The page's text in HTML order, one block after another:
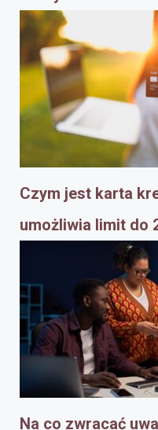
Czym jest karta
umożliwia limit do
Na co zwracać